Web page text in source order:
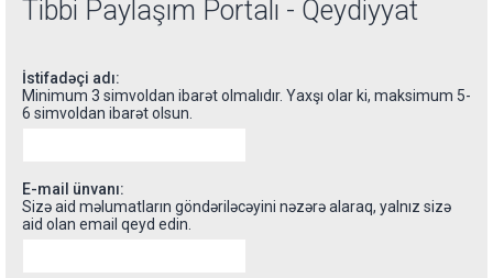
Tibbi Paylaşım Portalı - Qeydiyyat
İstifadəçi adı:
Minimum 3 simvoldan ibarət olmalıdır. Yaxşı olar ki, maksimum 5-
6 simvoldan ibarət olsun.
E-mail ünvanı:
Sizə aid məlumatların göndəriləcəyini nəzərə alaraq, yalnız sizə
aid olan email qeyd edin.